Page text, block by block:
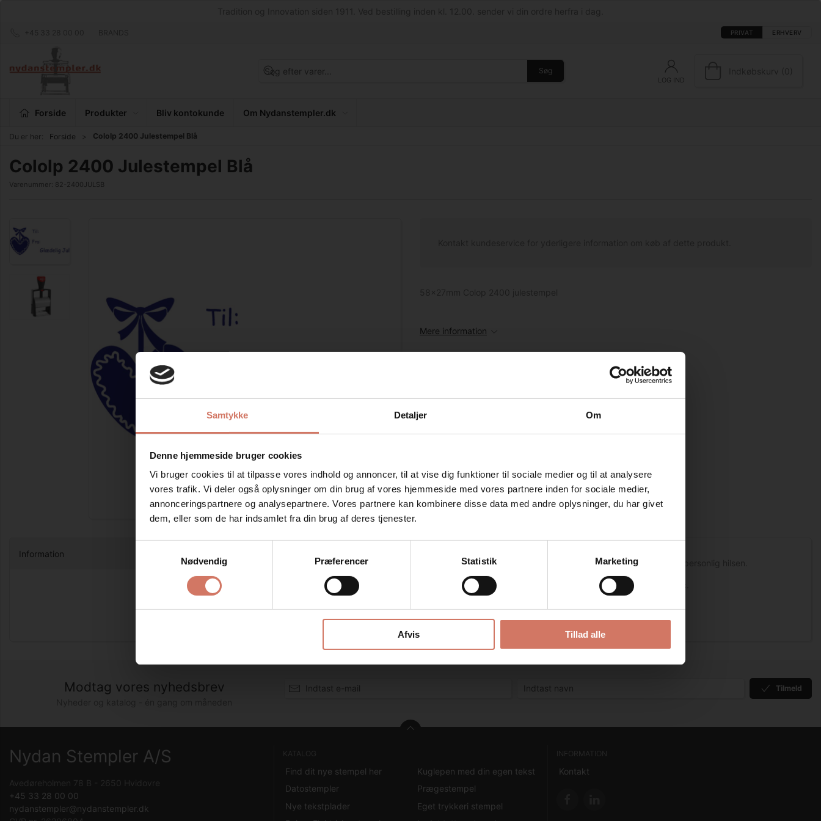
Samtykke Detaljer Om
Denne hjemmeside bruger cookies
Vi bruger cookies til at tilpasse vores indhold og annoncer, til at vise dig funktioner til sociale medier og til at analysere
vores trafik. Vi deler også oplysninger om din brug af vores hjemmeside med vores partnere inden for sociale medier,
annonceringspartnere og analysepartnere. Vores partnere kan kombinere disse data med andre oplysninger, du har givet
dem, eller som de har indsamlet fra din brug af deres tjenester.
Nødvendig
Præferencer Statistik Marketing
Afvis Tillad alle
PRIVAT ERHVERV
Søg
LOG IND
Forside Produkter Bliv kontokunde Om Nydanstempler.dk
Du er her: Forside Cololp 2400 Julestempel Blå
Jeg ønsker at handle som
Cololp 2400 Julestempel Blå
Varenummer: 82-2400JULSB
Forstør
Mere information
Information
Brug stemplet til at mærke dine Julegaver, Juleservietter, Julekort, Til & Fra kort, Julebag, Julehilsner alle med en personlig hilsen.
Colop Classic line 2400 stemplet har en stærk stål ramme og kombinerer de bed ste egenskaber i metal og plastic.
Resultatet er et robust og yderst lydsvagt stempel, der giver en behagelig og præcis stempling af teksten.
Modtag vores nyhedsbrev Tilmeld
Nydan Stempler A/S
Avedøreholmen 78 B - 2650 Hvidovre
+45 33 28 00 00
nydanstempler@nydanstempler.dk
KATALOG
Find dit nye stempel her
Datostempler
Nye tekstplader
Kuglepen med din egen tekst
Prægestempel
Eget trykkeri stempel
INFORMATION
Kontakt